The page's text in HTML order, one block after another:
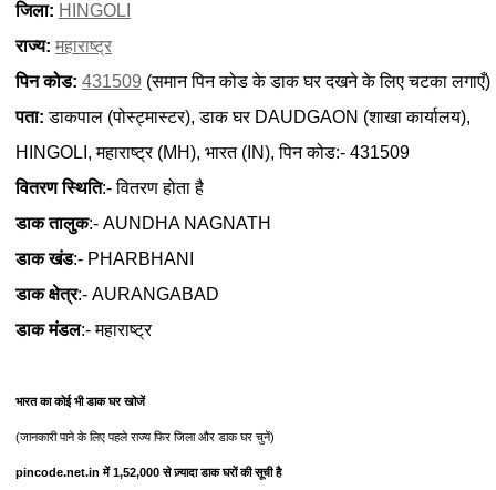
जिला: HINGOLI
राज्य: महाराष्ट्र
पिन कोड: 431509 (समान पिन कोड के डाक घर दखने के लिए चटका लगाएँ)
पता: डाकपाल (पोस्ट्मास्टर), डाक घर DAUDGAON (शाखा कार्यालय),
HINGOLI, महाराष्ट्र (MH), भारत (IN), पिन कोड:- 431509
वितरण स्थिति:- वितरण होता है
डाक तालुक:- AUNDHA NAGNATH
डाक खंड:- PHARBHANI
डाक क्षेत्र:- AURANGABAD
डाक मंडल:- महाराष्ट्र
भारत का कोई भी डाक घर खोजें
(जानकारी पाने के लिए पहले राज्य फिर जिला और डाक घर चुनें)
pincode.net.in में 1,52,000 से ज़्यादा डाक घरों की सूची है